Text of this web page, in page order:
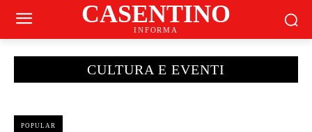
CASENTINO
INFORMA
CULTURA E EVENTI
POPULAR